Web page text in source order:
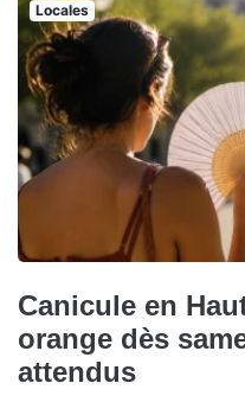
Locales
Canicule en
orange dès
attendus